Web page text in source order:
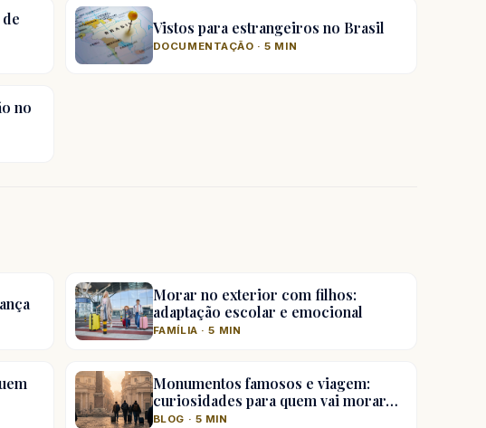
Vistos para estrangeiros no Brasil
DOCUMENTAÇÃO · 5 MIN
no
Morar no exterior com filhos:
adaptação escolar e emocional
FAMÍLIA · 5 MIN
Monumentos famosos e viagem:
curiosidades para quem vai morar…
BLOG · 5 MIN